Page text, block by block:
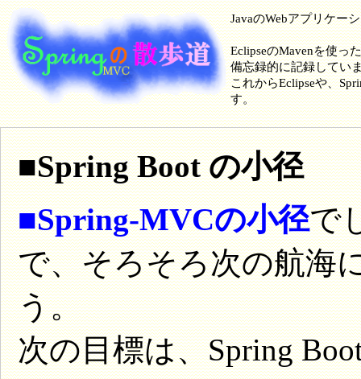
JavaのWebアプリケー
EclipseのMavenを使っ
備忘録的に記録してい
これからEclipseや、
す。
■Spring Boot の小径
■Spring-MVCの小径で
で、そろそろ次の航海
う。
次の目標は、Spring